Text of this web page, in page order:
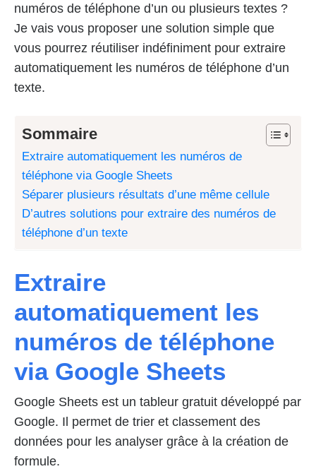
numéros de téléphone d’un ou plusieurs textes ?
Je vais vous proposer une solution simple que
vous pourrez réutiliser indéfiniment pour extraire
automatiquement les numéros de téléphone d’un
texte.
Sommaire
Extraire automatiquement les numéros de
téléphone via Google Sheets
Séparer plusieurs résultats d’une même cellule
D’autres solutions pour extraire des numéros de
téléphone d’un texte
Extraire
automatiquement les
numéros de téléphone
via Google Sheets
Google Sheets est un tableur gratuit développé par
Google. Il permet de trier et classement des
données pour les analyser grâce à la création de
formule.